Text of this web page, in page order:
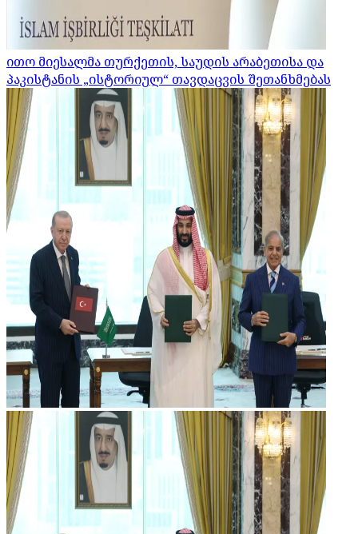
ითო მიესალმა თურქეთის, საუდის არაბეთისა და
პაკისტანის „ისტორიულ“ თავდაცვის შეთანხმებას